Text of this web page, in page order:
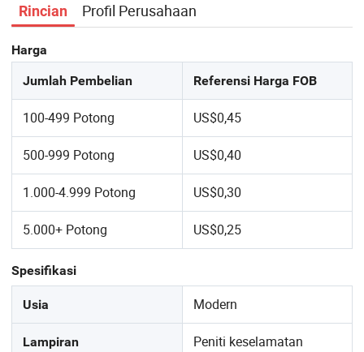
Rincian Profil Perusahaan
Harga
Jumlah Pembelian Referensi Harga FOB
100-499 Potong US$0,45
500-999 Potong US$0,40
1.000-4.999 Potong US$0,30
5.000+ Potong US$0,25
Spesifikasi
Usia Modern
Lampiran Peniti keselamatan